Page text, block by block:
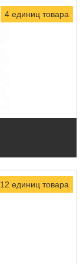
4 единиц товара
12 единиц товара